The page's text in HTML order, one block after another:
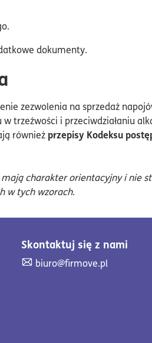
dokumenty.
zezwolenia na sprzedaż
w trzeźwości i przeciwdziałaniu
również przepisy Kodeksu
charakter orientacyjny i nie
w tych wzorach.
Skontaktuj się z nami
Skontaktuj się z nami.
biuro@firmove.pl